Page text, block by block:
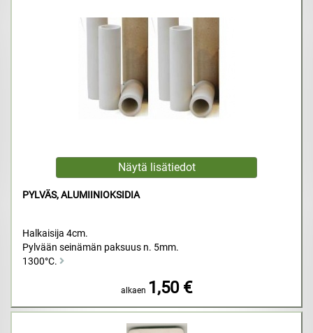
PYLVÄS, ALUMIINIOKSIDIA
Halkaisija 4cm.
Pylvään seinämän paksuus n. 5mm.
1300°C.
alkaen 1,50 €